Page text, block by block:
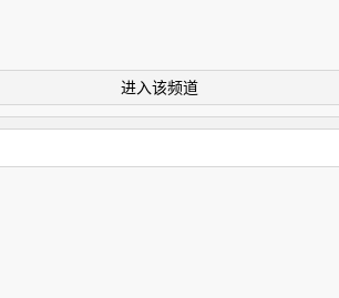
进入该频道